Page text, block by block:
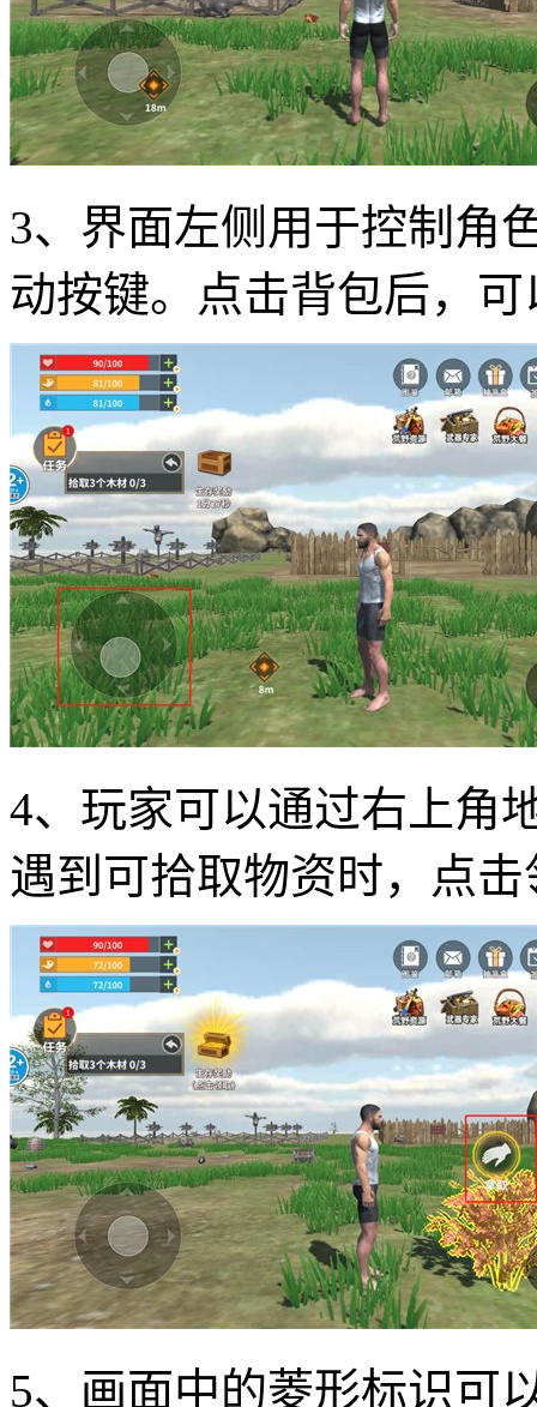
3、界面左侧用于控制角
动按键。点击背包后，
4、玩家可以通过右上角
遇到可拾取物资时，点
5、画面中的菱形标识可